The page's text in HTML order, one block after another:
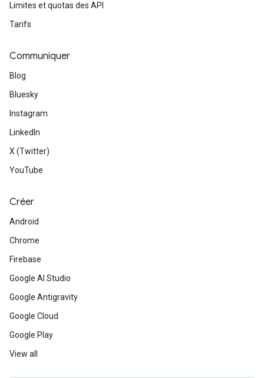
Limites et quotas des API
Tarifs
Communiquer
Blog
Bluesky
Instagram
LinkedIn
X (Twitter)
YouTube
Créer
Android
Chrome
Firebase
Google AI Studio
Google Antigravity
Google Cloud
Google Play
View all